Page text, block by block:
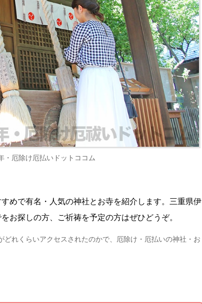
厄除け厄払いドットココム
めで有名・人気の神社とお寺を紹介します。三重県伊
お探しの方、ご祈祷を予定の方はぜひどうぞ。
れくらいアクセスされたのかで、厄除け・厄払いの神社・お